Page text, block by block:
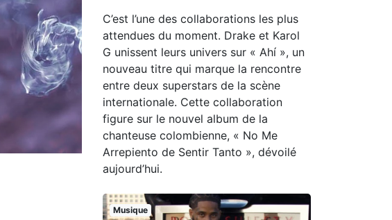
C’est l’une des collaborations les plus
attendues du moment. Drake et Karol
G unissent leurs univers sur « Ahí », un
nouveau titre qui marque la rencontre
entre deux superstars de la scène
internationale. Cette collaboration
figure sur le nouvel album de la
chanteuse colombienne, « No Me
Arrepiento de Sentir Tanto », dévoilé
aujourd’hui.
Musique